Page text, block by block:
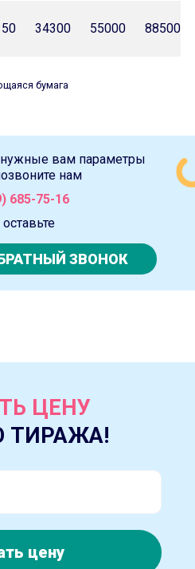
34300 55000 88500
бумага
вам параметры
нам
685-75-16
ЗВОНОК
ЦЕНУ
ТИРАЖА!
цену